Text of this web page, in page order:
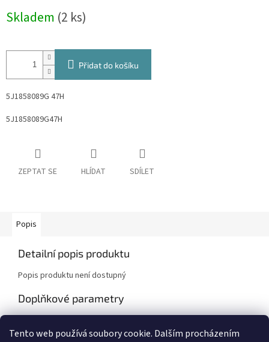
Tento web používá soubory cookie. Dalším procházením
cena:
Skladem (2 ks)
Přidat do košíku
5J1858089G 47H
5J1858089G47H
ZEPTAT SE HLÍDAT SDÍLET
Popis
Detailní popis produktu
Popis produktu není dostupný
Doplňkové parametry
Záruka: 2 roky